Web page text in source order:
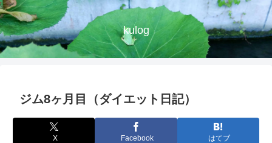
kulog
ジム8ヶ月目（ダイエット日記）
X Facebook はてブ